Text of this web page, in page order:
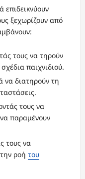
επιδεικνύουν
ξεχωρίζουν από
τους να τηρούν
παιχνιδιού.
να διατηρούν τη
τους να
να παραμένουν
τους να
ροή του